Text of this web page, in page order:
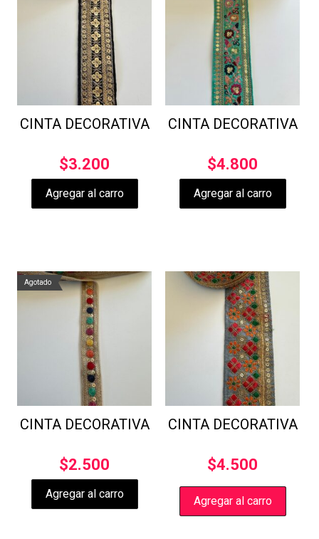
CINTA DECORATIVA
$3.200
Agregar al carro
CINTA DECORATIVA
$4.800
Agregar al carro
Agotado
CINTA DECORATIVA
$2.500
Agregar al carro
CINTA DECORATIVA
$4.500
Agregar al carro